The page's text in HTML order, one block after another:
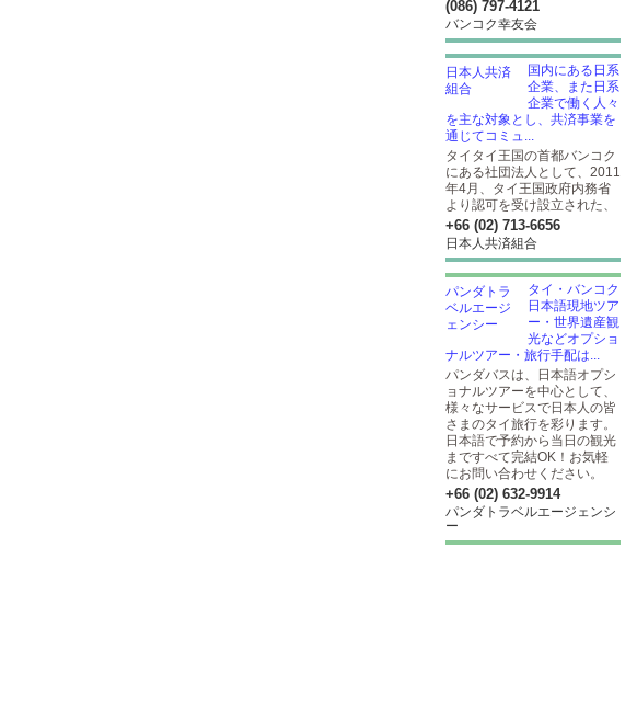
(086) 797-4121
バンコク幸友会
国内にある日系
企業、また日系
企業で働く人々
を主な対象とし、共済事業を
通じてコミュ...
タイタイ王国の首都バンコク
にある社団法人として、2011
年4月、タイ王国政府内務省
より認可を受け設立された、
+66 (02) 713-6656
日本人共済組合
タイ・バンコク
日本語現地ツア
ー・世界遺産観
光などオプショ
ナルツアー・旅行手配は...
パンダバスは、日本語オプシ
ョナルツアーを中心として、
様々なサービスで日本人の皆
さまのタイ旅行を彩ります。
日本語で予約から当日の観光
まですべて完結OK！お気軽
にお問い合わせください。
+66 (02) 632-9914
パンダトラベルエージェンシ
ー